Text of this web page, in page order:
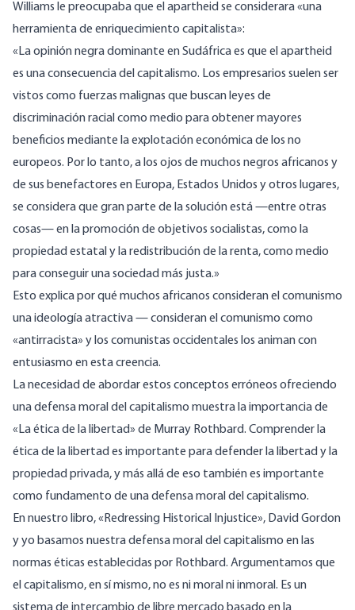
Williams le preocupaba que el apartheid se considerara «una
herramienta de enriquecimiento capitalista»:
«La opinión negra dominante en Sudáfrica es que el apartheid
es una consecuencia del capitalismo. Los empresarios suelen ser
vistos como fuerzas malignas que buscan leyes de
discriminación racial como medio para obtener mayores
beneficios mediante la explotación económica de los no
europeos. Por lo tanto, a los ojos de muchos negros africanos y
de sus benefactores en Europa, Estados Unidos y otros lugares,
se considera que gran parte de la solución está —entre otras
cosas— en la promoción de objetivos socialistas, como la
propiedad estatal y la redistribución de la renta, como medio
para conseguir una sociedad más justa.»
Esto explica por qué muchos africanos consideran el comunismo
una ideología atractiva — consideran el comunismo como
«antirracista» y los comunistas occidentales los animan con
entusiasmo en esta creencia.
La necesidad de abordar estos conceptos erróneos ofreciendo
una defensa moral del capitalismo muestra la importancia de
«La ética de la libertad» de Murray Rothbard. Comprender la
ética de la libertad es importante para defender la libertad y la
propiedad privada, y más allá de eso también es importante
como fundamento de una defensa moral del capitalismo.
En nuestro libro, «Redressing Historical Injustice», David Gordon
y yo basamos nuestra defensa moral del capitalismo en las
normas éticas establecidas por Rothbard. Argumentamos que
el capitalismo, en sí mismo, no es ni moral ni inmoral. Es un